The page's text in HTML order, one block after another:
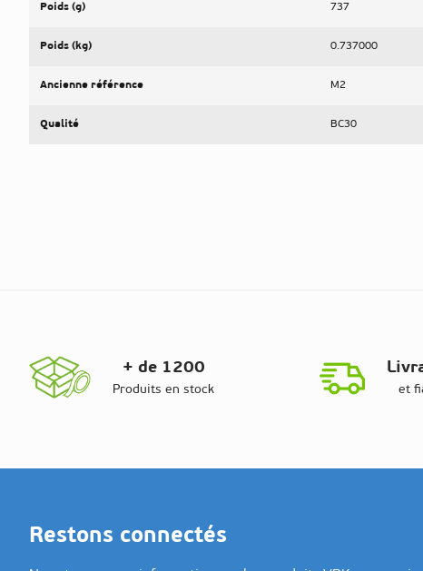
Poids (g) 737
Poids (kg) 0.737000
Ancienne référence M2
Qualité BC30
+ de 1200
Produits en stock et
Restons connectés